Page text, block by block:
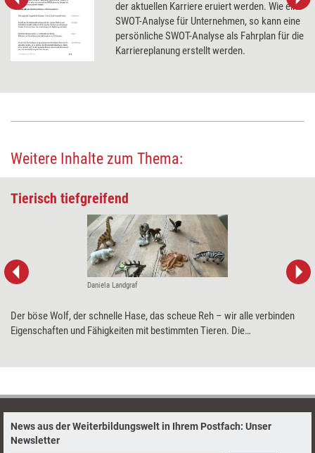
der aktuellen Karriere eruiert werden. Wie eine
SWOT-Analyse für Unternehmen, so kann eine
persönliche SWOT-Analyse als Fahrplan für die
Karriereplanung erstellt werden.
Weitere Inhalte zum Thema:
Tierisch tiefgreifend
Daniela Landgraf
Der böse Wolf, der schnelle Hase, das scheue Reh – wir alle verbinden
Eigenschaften und Fähigkeiten mit bestimmten Tieren. Die
News aus der Weiterbildungswelt in Ihrem Postfach: Unser
Newsletter